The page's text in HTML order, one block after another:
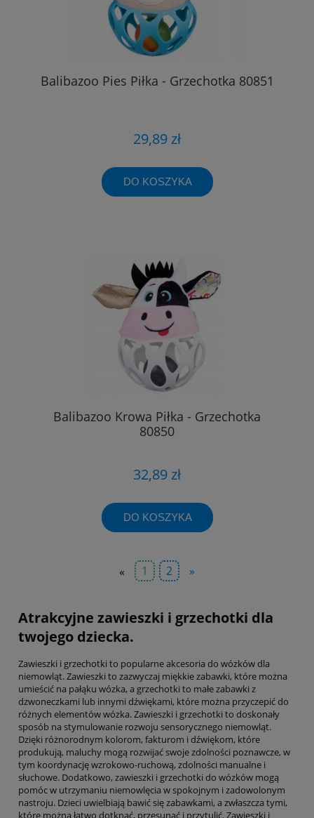
Balibazoo Pies Piłka - Grzechotka 80851
29,89 zł
DO KOSZYKA
Balibazoo Krowa Piłka - Grzechotka
80850
32,89 zł
DO KOSZYKA
« 1 2 »
Atrakcyjne zawieszki i grzechotki dla
twojego dziecka.
Zawieszki i grzechotki to popularne akcesoria do wózków dla
niemowląt. Zawieszki to zazwyczaj miękkie zabawki, które można
umieścić na pałąku wózka, a grzechotki to małe zabawki z
dzwoneczkami lub innymi dźwiękami, które można przyczepić do
różnych elementów wózka. Zawieszki i grzechotki to doskonały
sposób na stymulowanie rozwoju sensorycznego niemowląt.
Dzięki różnorodnym kolorom, fakturom i dźwiękom, które
produkują, maluchy mogą rozwijać swoje zdolności poznawcze, w
tym koordynację wzrokowo-ruchową, zdolności manualne i
słuchowe. Dodatkowo, zawieszki i grzechotki do wózków mogą
pomóc w utrzymaniu niemowlęcia w spokojnym i zadowolonym
nastroju. Dzieci uwielbiają bawić się zabawkami, a zwłaszcza tymi,
które można łatwo dotknąć, przesunąć i przytulić. Zawieszki i